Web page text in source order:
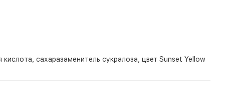
сахаразаменитель сукралоза, цвет Sunset Yellow